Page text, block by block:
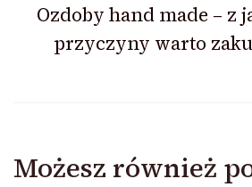
Ozdoby hand made – z
przyczyny warto
Możesz również